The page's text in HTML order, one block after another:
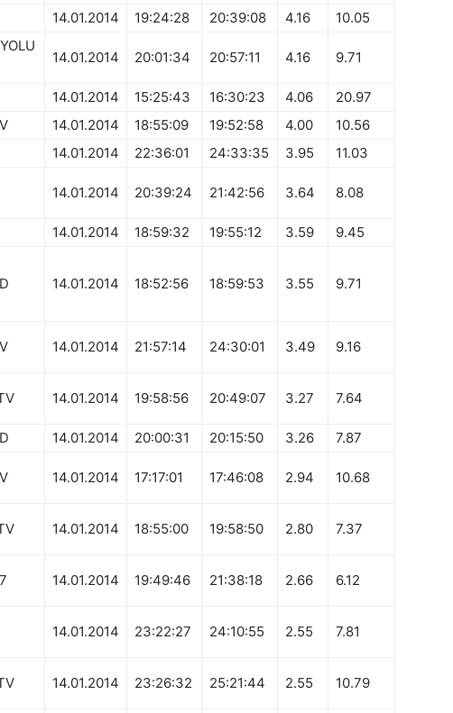
14.01.2014 19:24:28 20:39:08 4.16 10.05
14.01.2014 20:01:34 20:57:11 4.16 9.71
14.01.2014 15:25:43 16:30:23 4.06
20.97
14.01.2014 18:55:09 19:52:58 4.00
10.56
14.01.2014 22:36:01 24:33:35 3.95 11.03
14.01.2014 20:39:24 21:42:56 3.64 8.08
14.01.2014 18:59:32 19:55:12 3.59 9.45
14.01.2014 18:52:56 18:59:53 3.55 9.71
14.01.2014 21:57:14 24:30:01 3.49 9.16
14.01.2014 19:58:56 20:49:07 3.27 7.64
14.01.2014 20:00:31 20:15:50 3.26 7.87
14.01.2014 17:17:01 17:46:08 2.94 10.68
14.01.2014 18:55:00 19:58:50 2.80 7.37
14.01.2014 19:49:46 21:38:18 2.66 6.12
14.01.2014 23:22:27 24:10:55 2.55 7.81
14.01.2014 23:26:32 25:21:44 2.55 10.79